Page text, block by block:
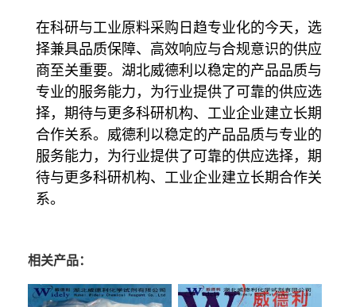
在科研与工业原料采购日趋专业化的今天，选
择兼具品质保障、高效响应与合规意识的供应
商至关重要。湖北威德利以稳定的产品品质与
专业的服务能力，为行业提供了可靠的供应选
择，期待与更多科研机构、工业企业建立长期
合作关系。威德利以稳定的产品品质与专业的
服务能力，为行业提供了可靠的供应选择，期
待与更多科研机构、工业企业建立长期合作关
系。
相关产品：